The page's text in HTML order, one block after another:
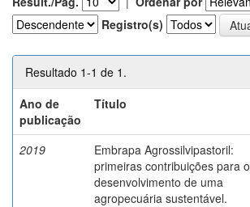
Registro(s)
Resultado 1-1 de 1.
Ano de
publicação
Título
2019
Embrapa Agrossilvipastoril:
primeiras contribuições para o
desenvolvimento de uma
agropecuária sustentável.